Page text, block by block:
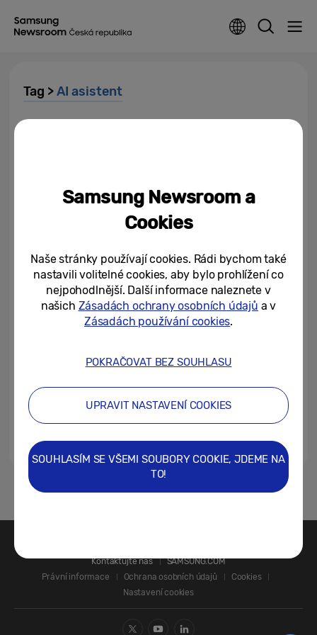
Tag >AI asistent
Zažijte letní večer plný
inspirace: Samsung contAIner
21/07/2025
Samsung hledá dobrodruhy pro
nový projekt Epická dvojka –
pojď na výlet, který ti změní život
pomocí bočního tlačítka
1
Kontaktujte nás
SAMSUNG.COM
Právní informace
Ochrana osobních údajů
Cookies
Nastavení cookies
Samsung Newsroom a
Cookies
Naše stránky používají cookies. Rádi bychom také
nastavili volitelné cookies, aby bylo prohlížení co
nejpohodlnější. Další informace naleznete v
našich Zásadách ochrany osobních údajů a v
Zásadách používání cookies.
POKRAČOVAT BEZ SOUHLASU
UPRAVIT NASTAVENÍ COOKIES
SOUHLASÍM SE VŠEMI SOUBORY COOKIE, JDEME NA
TO!